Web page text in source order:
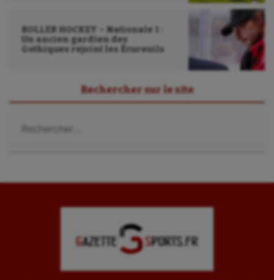
ROLLER HOCKEY – Nationale 1 :
Un ancien gardien des
Gothiques rejoint les Écureuils
Rechercher sur le site